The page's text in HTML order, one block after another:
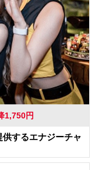
1,750円
するエナジーチャ